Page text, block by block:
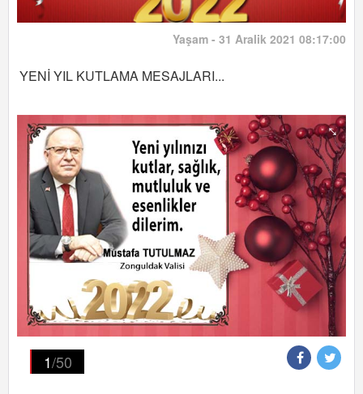
Yaşam - 31 Aralik 2021 08:17:00
YENİ YIL KUTLAMA MESAJLARI...
1/50